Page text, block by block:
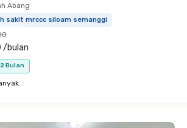
Abang
sakit mrccc siloam semanggi
/bulan
Bulan